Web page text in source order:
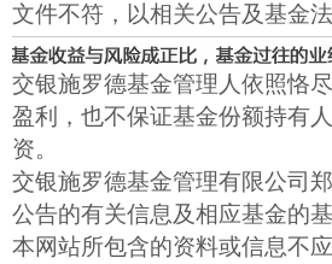
文件不符，以相关公告及基金法
交银施罗德基金管理人依照恪
盈利，也不保证基金份额持有
资。
交银施罗德基金管理有限公司
公告的有关信息及相应基金的
本网站所包含的资料或信息不